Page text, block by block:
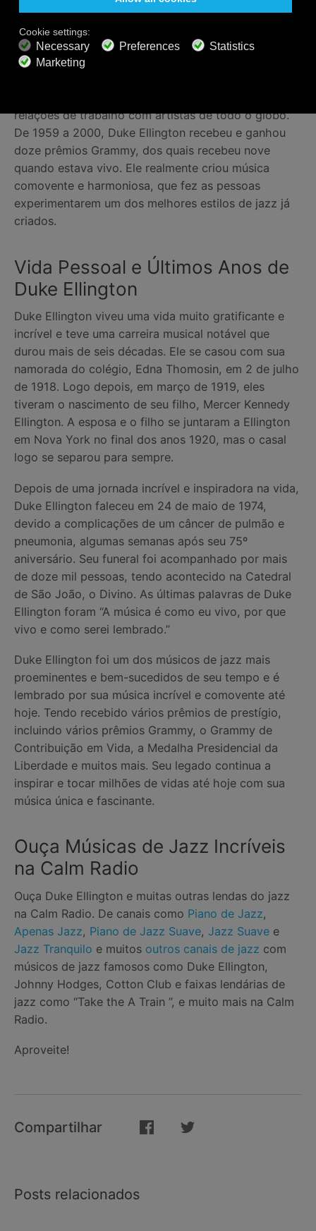
período, ele gravou músicas incríveis de jazz com
vários artistas como Louis Armstrong, Coleman
Hawkins, John Coltrane e outros. Logo depois, ele
estava se apresentando em todo o mundo. E uma
relações de trabalho com artistas de todo o globo.
De 1959 a 2000, Duke Ellington recebeu e ganhou
doze prêmios Grammy, dos quais recebeu nove
quando estava vivo. Ele realmente criou música
comovente e harmoniosa, que fez as pessoas
experimentarem um dos melhores estilos de jazz já
criados.
Vida Pessoal e Últimos Anos de
Duke Ellington
Duke Ellington viveu uma vida muito gratificante e
incrível e teve uma carreira musical notável que
durou mais de seis décadas. Ele se casou com sua
namorada do colégio, Edna Thomosin, em 2 de julho
de 1918. Logo depois, em março de 1919, eles
tiveram o nascimento de seu filho, Mercer Kennedy
Ellington. A esposa e o filho se juntaram a Ellington
em Nova York no final dos anos 1920, mas o casal
logo se separou para sempre.
Depois de uma jornada incrível e inspiradora na vida,
Duke Ellington faleceu em 24 de maio de 1974,
devido a complicações de um câncer de pulmão e
pneumonia, algumas semanas após seu 75º
aniversário. Seu funeral foi acompanhado por mais
de doze mil pessoas, tendo acontecido na Catedral
de São João, o Divino. As últimas palavras de Duke
Ellington foram “A música é como eu vivo, por que
vivo e como serei lembrado.”
Duke Ellington foi um dos músicos de jazz mais
proeminentes e bem-sucedidos de seu tempo e é
lembrado por sua música incrível e comovente até
hoje. Tendo recebido vários prêmios de prestígio,
incluindo vários prêmios Grammy, o Grammy de
Contribuição em Vida, a Medalha Presidencial da
Liberdade e muitos mais. Seu legado continua a
inspirar e tocar milhões de vidas até hoje com sua
música única e fascinante.
Ouça Músicas de Jazz Incríveis
na Calm Radio
Ouça Duke Ellington e muitas outras lendas do jazz
na Calm Radio. De canais como Piano de Jazz,
Apenas Jazz, Piano de Jazz Suave, Jazz Suave e
Jazz Tranquilo e muitos outros canais de jazz com
músicos de jazz famosos como Duke Ellington,
Johnny Hodges, Cotton Club e faixas lendárias de
jazz como “Take the A Train ”, e muito mais na Calm
Radio.
Aproveite!
Compartilhar
Posts relacionados